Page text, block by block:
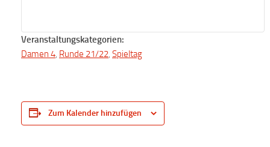
Veranstaltungskategorien:
Damen 4 Runde 21/22 Spieltag
Zum Kalender hinzufügen